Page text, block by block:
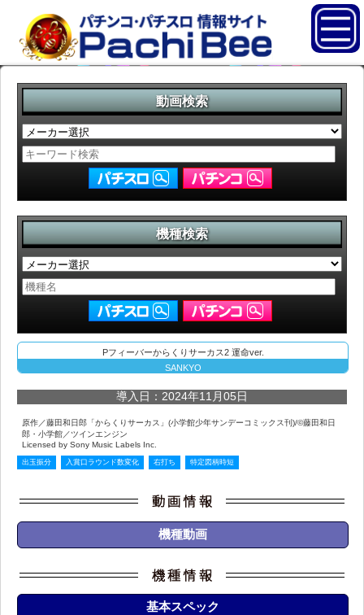
動画検索
機種検索
Pフィーバーからくりサーカス2 運命ver.
SANKYO
導入日：2024年11月05日
原作／藤田和日郎「からくりサーカス」(小学館少年サンデーコミックス刊)/©藤田和日
郎・小学館／ツインエンジン
Licensed by Sony Music Labels Inc.
出玉振分 入賞口ラウンド数変化 右打ち 特定図柄時短
機種動画
基本スペック